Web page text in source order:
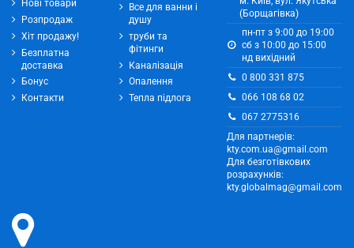
Нові товари
Розпродаж
Хіт продажу!
Безплатна
доставка
Бонус
Контакти
Все для ванни і
душу
труби та
фітинги
Каналізація
Опалення
Тепла підлога
(Борщагівка)
пн-пт з 9:00 до 19:00
сб з 10:00 до 15:00
нд вихідний
0 800 331 875
066 108 68 02
067 2775316
Для партнерів:
kty.com.ua@gmail.com
Для безготівкових
розрахунків:
kty.globalmag@gmail.com